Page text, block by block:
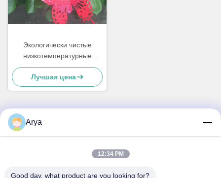
Экологически чистые
низкотемпературные
порошковые покрытия
Лучшая цена
Быстрый контакт
Arya
12:34 PM
Good day, what product are you looking for?